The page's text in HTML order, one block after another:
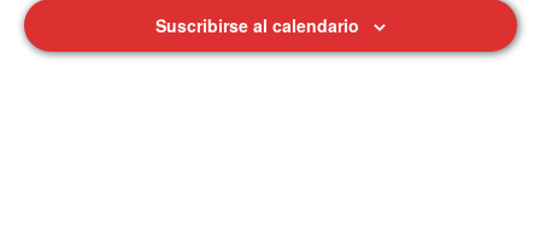
de
Suscribirse al calendario